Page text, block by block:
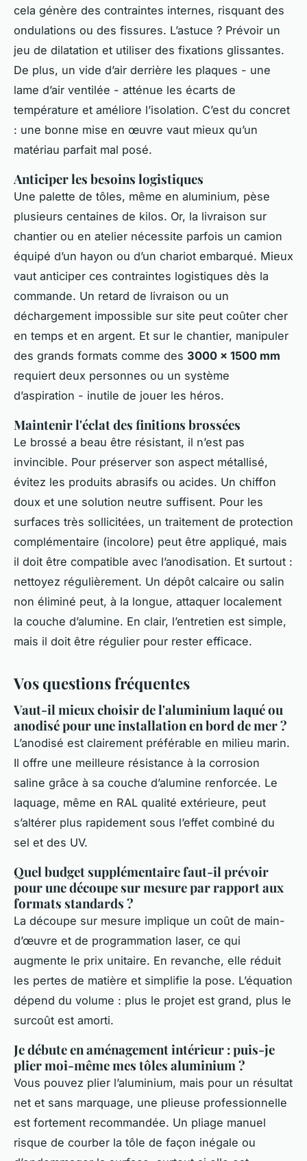
cela génère des contraintes internes, risquant des
ondulations ou des fissures. L’astuce ? Prévoir un
jeu de dilatation et utiliser des fixations glissantes.
De plus, un vide d’air derrière les plaques - une
lame d’air ventilée - atténue les écarts de
température et améliore l’isolation. C’est du concret
: une bonne mise en œuvre vaut mieux qu’un
matériau parfait mal posé.
Anticiper les besoins logistiques
Une palette de tôles, même en aluminium, pèse
plusieurs centaines de kilos. Or, la livraison sur
chantier ou en atelier nécessite parfois un camion
équipé d’un hayon ou d’un chariot embarqué. Mieux
vaut anticiper ces contraintes logistiques dès la
commande. Un retard de livraison ou un
déchargement impossible sur site peut coûter cher
en temps et en argent. Et sur le chantier, manipuler
des grands formats comme des 3000 x 1500 mm
requiert deux personnes ou un système
d’aspiration - inutile de jouer les héros.
Maintenir l'éclat des finitions brossées
Le brossé a beau être résistant, il n’est pas
invincible. Pour préserver son aspect métallisé,
évitez les produits abrasifs ou acides. Un chiffon
doux et une solution neutre suffisent. Pour les
surfaces très sollicitées, un traitement de protection
complémentaire (incolore) peut être appliqué, mais
il doit être compatible avec l’anodisation. Et surtout :
nettoyez régulièrement. Un dépôt calcaire ou salin
non éliminé peut, à la longue, attaquer localement
la couche d’alumine. En clair, l’entretien est simple,
mais il doit être régulier pour rester efficace.
Vos questions fréquentes
Vaut-il mieux choisir de l'aluminium laqué ou
anodisé pour une installation en bord de mer ?
L’anodisé est clairement préférable en milieu marin.
Il offre une meilleure résistance à la corrosion
saline grâce à sa couche d’alumine renforcée. Le
laquage, même en RAL qualité extérieure, peut
s’altérer plus rapidement sous l’effet combiné du
sel et des UV.
Quel budget supplémentaire faut-il prévoir
pour une découpe sur mesure par rapport aux
formats standards ?
La découpe sur mesure implique un coût de main-
d’œuvre et de programmation laser, ce qui
augmente le prix unitaire. En revanche, elle réduit
les pertes de matière et simplifie la pose. L’équation
dépend du volume : plus le projet est grand, plus le
surcoût est amorti.
Je débute en aménagement intérieur : puis-je
plier moi-même mes tôles aluminium ?
Vous pouvez plier l’aluminium, mais pour un résultat
net et sans marquage, une plieuse professionnelle
est fortement recommandée. Un pliage manuel
risque de courber la tôle de façon inégale ou